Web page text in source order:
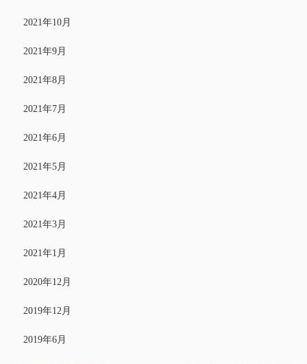
2021年10月
2021年9月
2021年8月
2021年7月
2021年6月
2021年5月
2021年4月
2021年3月
2021年1月
2020年12月
2019年12月
2019年6月